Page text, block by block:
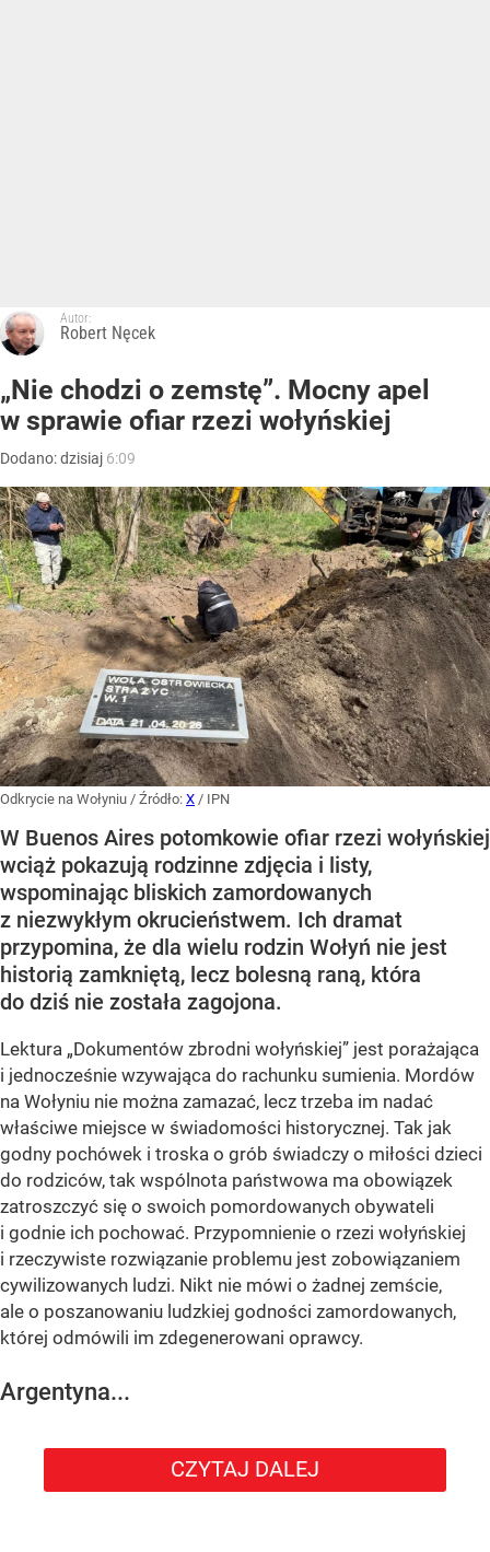
Autor:
Robert Nęcek
„Nie chodzi o zemstę”. Mocny apel
w sprawie ofiar rzezi wołyńskiej
Dodano:dzisiaj 6:09
Odkrycie na Wołyniu / Źródło: X / IPN
W Buenos Aires potomkowie ofiar rzezi wołyńskiej
wciąż pokazują rodzinne zdjęcia i listy,
wspominając bliskich zamordowanych
z niezwykłym okrucieństwem. Ich dramat
przypomina, że dla wielu rodzin Wołyń nie jest
historią zamkniętą, lecz bolesną raną, która
do dziś nie została zagojona.
Lektura „Dokumentów zbrodni wołyńskiej” jest porażająca
i jednocześnie wzywająca do rachunku sumienia. Mordów
na Wołyniu nie można zamazać, lecz trzeba im nadać
właściwe miejsce w świadomości historycznej. Tak jak
godny pochówek i troska o grób świadczy o miłości dzieci
do rodziców, tak wspólnota państwowa ma obowiązek
zatroszczyć się o swoich pomordowanych obywateli
i godnie ich pochować. Przypomnienie o rzezi wołyńskiej
i rzeczywiste rozwiązanie problemu jest zobowiązaniem
cywilizowanych ludzi. Nikt nie mówi o żadnej zemście,
ale o poszanowaniu ludzkiej godności zamordowanych,
której odmówili im zdegenerowani oprawcy.
Argentyna...
CZYTAJ DALEJ